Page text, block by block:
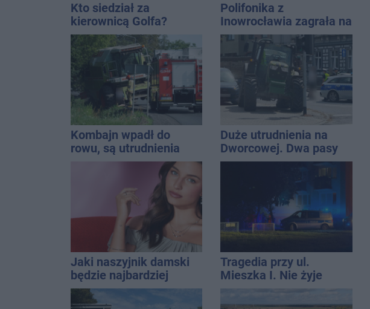
Kto siedział za
kierownicą Golfa?
Kierowca zbiegł po
kolizji
Polifonika z
Inowrocławia zagrała na
Harendzie. Muzyczny
hołd dla Jana
Kasprowicza
Kombajn wpadł do
rowu, są utrudnienia
Duże utrudnienia na
Dworcowej. Dwa pasy
blokowała przyczepa od
Jaki naszyjnik damski
będzie najbardziej
uniwersalny? Modele,
które pasują do wielu
Tragedia przy ul.
Mieszka I. Nie żyje
osoba, która wypadła z
czwartego piętra